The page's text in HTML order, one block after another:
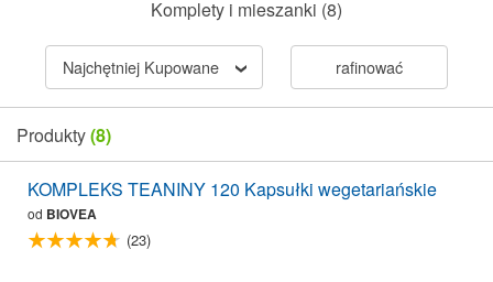
Komplety i mieszanki (8)
Najchętniej Kupowane rafinować
Produkty(8)
KOMPLEKS TEANINY 120 Kapsułki wegetariańskie
od BIOVEA
(23)